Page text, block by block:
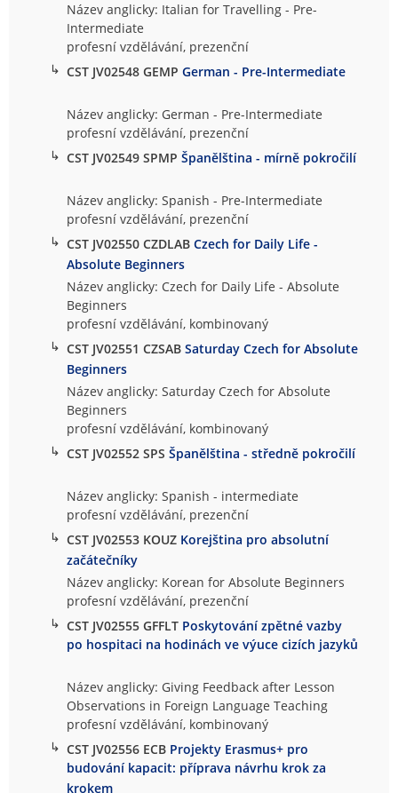
Název anglicky: Italian for Travelling - Pre-
Intermediate
profesní vzdělávání, prezenční
↳ CST JV02548 GEMPGerman - Pre-Intermediate
Název anglicky: German - Pre-Intermediate
profesní vzdělávání, prezenční
↳ CST JV02549 SPMPŠpanělština - mírně pokročilí
Název anglicky: Spanish - Pre-Intermediate
profesní vzdělávání, prezenční
↳ CST JV02550 CZDLABCzech for Daily Life -
Absolute Beginners
Název anglicky: Czech for Daily Life - Absolute
Beginners
profesní vzdělávání, kombinovaný
↳ CST JV02551 CZSABSaturday Czech for Absolute
Beginners
Název anglicky: Saturday Czech for Absolute
Beginners
profesní vzdělávání, kombinovaný
↳ CST JV02552 SPSŠpanělština - středně pokročilí
Název anglicky: Spanish - intermediate
profesní vzdělávání, prezenční
↳ CST JV02553 KOUZ Korejština pro absolutní
začátečníky
Název anglicky: Korean for Absolute Beginners
profesní vzdělávání, prezenční
↳ CST JV02555 GFFLT Poskytování zpětné vazby
po hospitaci na hodinách ve výuce cizích jazyků
Název anglicky: Giving Feedback after Lesson
Observations in Foreign Language Teaching
profesní vzdělávání, kombinovaný
↳ CST JV02556 ECB Projekty Erasmus+ pro
budování kapacit: příprava návrhu krok za
krokem